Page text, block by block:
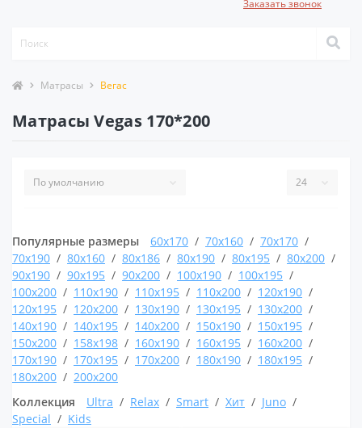
Заказать звонок
Матрасы Вегас
Матрасы Vegas 170*200
Популярные размеры 60x170 70x160
70x170
70x190
80x160 80x186 80x190 80x195
80x200
90x190
90x195 90x200 100x190
100x195
100x200
110x190 110x195 110x200
120x190
120x195
120x200 130x190 130x195
130x200
140x190
140x195 140x200 150x190
150x195
150x200
158x198 160x190 160x195
160x200
170x190
170x195 170x200 180x190
180x195
180x200
200x200
Коллекция
Ultra Relax Smart Хит
Juno
Special
Kids